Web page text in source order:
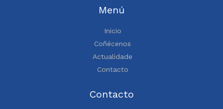
Menú
Inicio
Coñécenos
Actualidade
Contacto
Contacto